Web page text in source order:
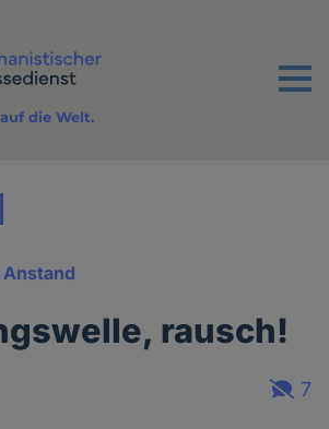
Menu
die Welt.
rausch!
7